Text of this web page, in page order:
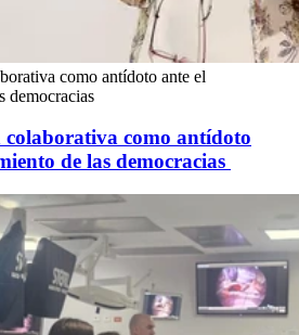
como antídoto ante el
democracias
colaborativa como antídoto
de las democracias